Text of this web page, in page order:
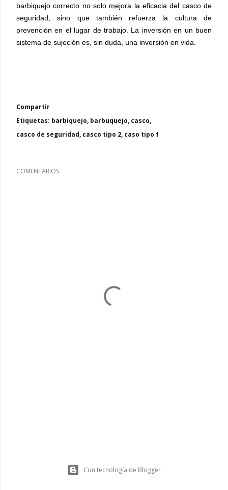
barbiquejo correcto no solo mejora la eficacia del casco de
seguridad, sino que también refuerza la cultura de
prevención en el lugar de trabajo. La inversión en un buen
sistema de sujeción es, sin duda, una inversión en vida.
Compartir
Etiquetas: barbiquejo barbuquejo casco
casco de seguridad casco tipo 2 caso tipo 1
COMENTARIOS
Con tecnología de Blogger